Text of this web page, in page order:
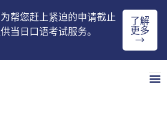
为帮您赶上紧迫的申请截止
当日口语考试服务。
了解
更多
→